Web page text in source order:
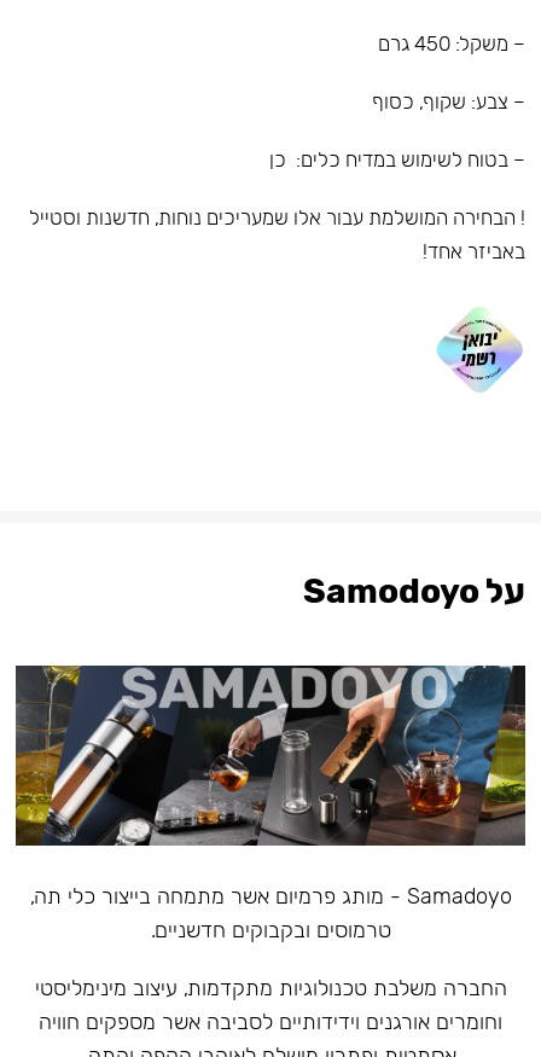
– משקל: 450 גרם
– צבע: שקוף, כסוף
– בטוח לשימוש במדיח כלים: כן
! הבחירה המושלמת עבור אלו שמעריכים נוחות, חדשנות וסטייל
באביזר אחד!
על Samodoyo
Samadoyo - מותג פרמיום אשר מתמחה בייצור כלי תה,
טרמוסים ובקבוקים חדשניים.
‏החברה משלבת טכנולוגיות מתקדמות, עיצוב מינימליסטי
וחומרים אורגנים וידידותיים לסביבה אשר מספקים חוויה